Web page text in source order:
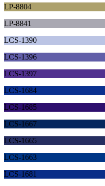
LP-8804
LP-8841
LCS-1390
LCS-1396
LCS-1397
LCS-1684
LCS-1685
LCS-1667
LCS-1665
LCS-1663
LCS-1681